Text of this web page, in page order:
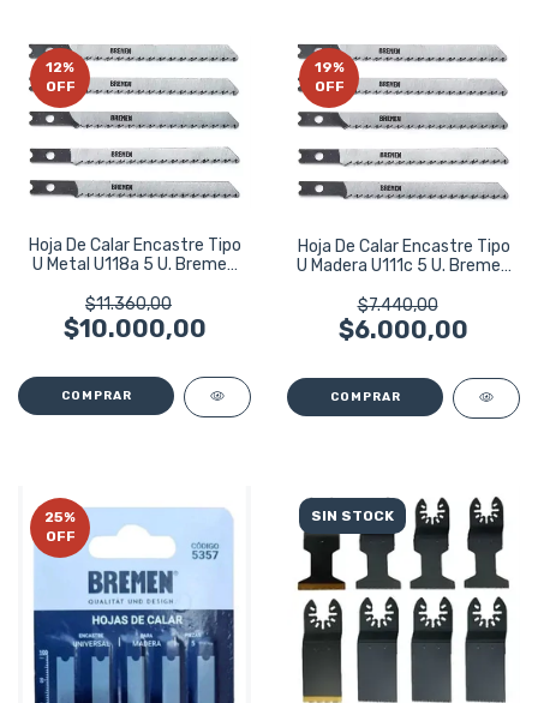
12%
OFF
Hoja De Calar Encastre Tipo
U Metal U118a 5 U. Bremen
$11.360,00
$10.000,00
19%
OFF
Hoja De Calar Encastre Tipo
U Madera U111c 5 U. Bremen
$7.440,00
$6.000,00
25%
OFF
SIN STOCK